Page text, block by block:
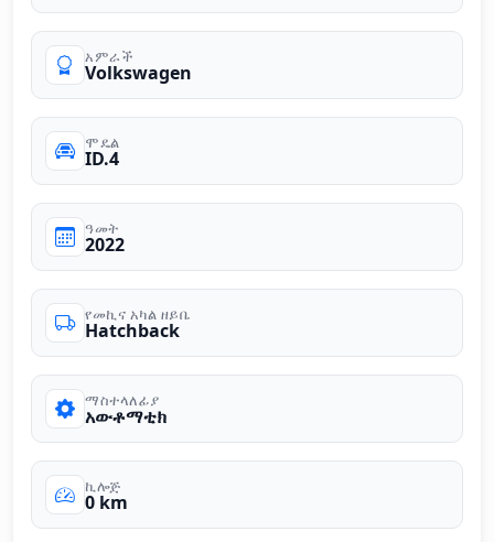
አምራች
Volkswagen
ሞዴል
ID.4
ዓመት
2022
የመኪና አካል ዘይቤ
Hatchback
ማስተላለፊያ
አውቶማቲክ
ኪሎጅ
0 km